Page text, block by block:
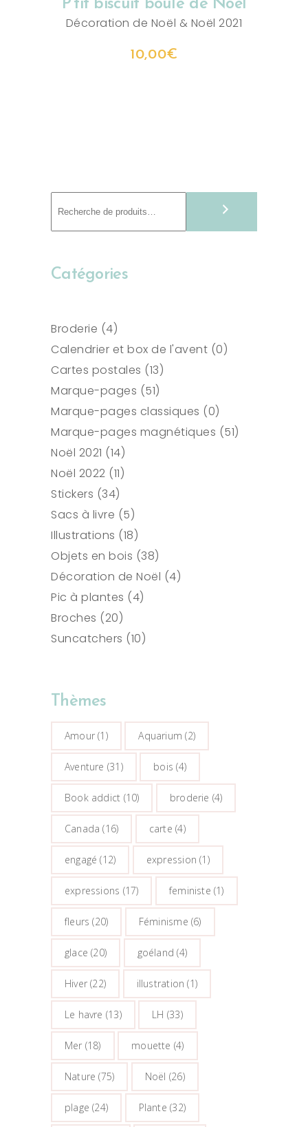
P’tit biscuit boule de Noël
Décoration de Noël & Noël 2021
10,00€
Catégories
Broderie 44
produits
Calendrier et box de l'avent 00
Cartes postales 1313
produits
Marque-pages 5151
produits
Marque-pages classiques 00
produit
Marque-pages magnétiques 5151
Noël 2021 1414
produits
Noël 2022 1111
Stickers 3434
produits
Sacs à livre 55
produits
Illustrations 1818
produits
Objets en bois 3838
produits
Décoration de Noël 44
Pic à plantes 44
Broches 2020
produits
Suncatchers 1010
Thèmes
Amour (1) Aquarium (2)
Aventure (31) bois (4)
Book addict (10) broderie (4)
Canada (16) carte (4)
engagé (12) expression (1)
expressions (17) feministe (1)
fleurs (20) Féminisme (6)
glace (20) goéland (4)
Hiver (22) illustration (1)
Le havre (13) LH (33)
Mer (18) mouette (4)
Nature (75) Noël (26)
plage (24) Plante (32)